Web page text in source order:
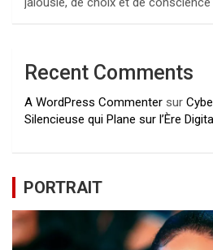
Recent Comments
A WordPress Commenter sur
Silencieuse qui Plane sur l’Ère
PORTRAIT